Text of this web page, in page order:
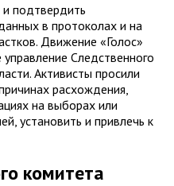
подтвердить
в протоколах и на
Движение «Голос»
Следственного
Активисты просили
расхождения,
на выборах или
установить и привлечь к
комитета